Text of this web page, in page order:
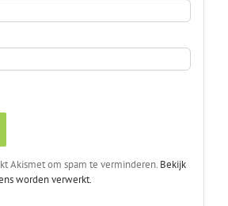
Akismet om spam te verminderen. Bekijk
worden verwerkt.